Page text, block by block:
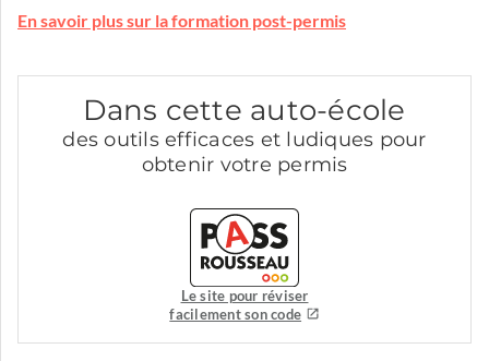
En savoir plus sur la formation post-permis
Dans cette auto-école
des outils efficaces et ludiques pour
obtenir votre permis
Le site pour réviser
facilement son code